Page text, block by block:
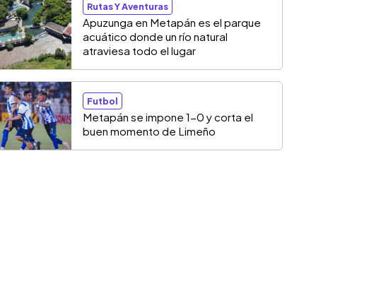
Rutas Y Aventuras
Apuzunga en Metapán es el parque
acuático donde un río natural
atraviesa todo el lugar
Futbol
Metapán se impone 1-0 y corta el
buen momento de Limeño